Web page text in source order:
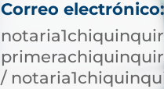
Correo electrónico:
/